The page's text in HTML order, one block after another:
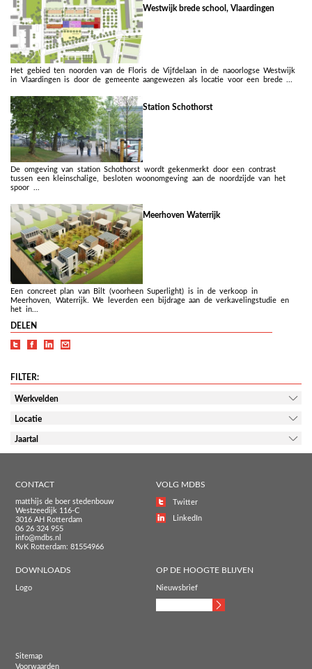
Westwijk brede school, Vlaardingen
Het gebied ten noorden van de Floris de Vijfdelaan in de naoorlogse Westwijk
in Vlaardingen is door de gemeente aangewezen als locatie voor een brede ...
Station Schothorst
De omgeving van station Schothorst wordt gekenmerkt door een contrast
tussen een kleinschalige, besloten woonomgeving aan de noordzijde van het
spoor ...
Meerhoven Waterrijk
Een concreet plan van Bilt (voorheen Superlight) is in de verkoop in
Meerhoven, Waterrijk. We leverden een bijdrage aan de verkavelingstudie en
het in...
DELEN
FILTER:
Werkvelden
Locatie
Jaartal
CONTACT
matthijs de boer stedenbouw
Westzeedijk 116-C
3016 AH Rotterdam
06 26 324 955
info@mdbs.nl
KvK Rotterdam: 81554966
VOLG MDBS
Twitter
LinkedIn
DOWNLOADS
Logo
OP DE HOOGTE BLIJVEN
Nieuwsbrief
Sitemap
Voorwaarden